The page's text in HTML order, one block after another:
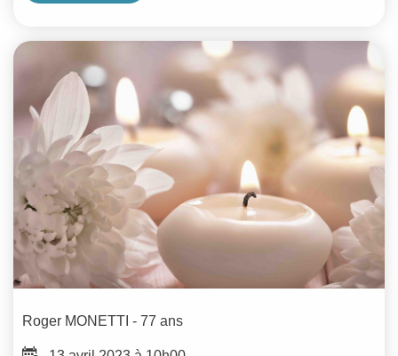
Roger MONETTI - 77 ans